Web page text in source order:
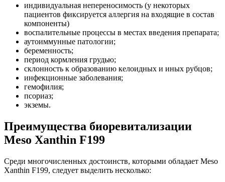
индивидуальная непереносимость (у некоторых
пациентов фиксируется аллергия на входящие в состав
компоненты)
воспалительные процессы в местах введения препарата;
аутоиммунные патологии;
беременность;
период кормления грудью;
склонность к образованию келоидных и иных рубцов;
инфекционные заболевания;
гемофилия;
псориаз;
экземы.
Преимущества биоревитализации
Meso Xanthin F199
Среди многочисленных достоинств, которыми обладает Meso
Xanthin F199, следует выделить несколько: